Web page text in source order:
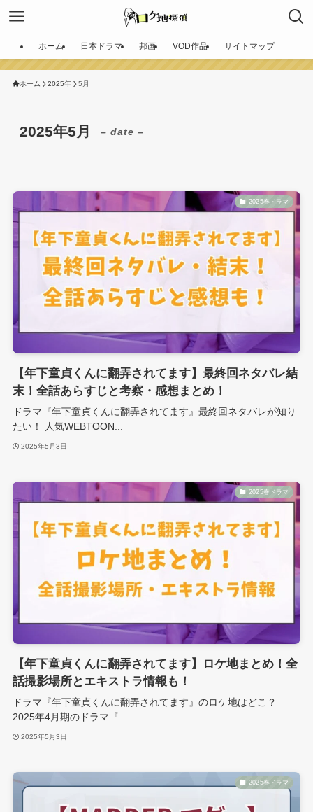
ホーム 日本ドラマ 邦画 VOD作品 サイトマップ
ホーム 2025年 5月
2025年5月 – date –
2025春ドラマ
【年下童貞くんに翻弄されてます】最終回ネタバレ結
末！全話あらすじと考察・感想まとめ！
ドラマ『年下童貞くんに翻弄されてます』最終回ネタバレが知り
たい！ 人気WEBTOON...
2025年5月3日
2025春ドラマ
【年下童貞くんに翻弄されてます】ロケ地まとめ！全
話撮影場所とエキストラ情報も！
ドラマ『年下童貞くんに翻弄されてます』のロケ地はどこ？
2025年4月期のドラマ『...
2025年5月3日
2025春ドラマ